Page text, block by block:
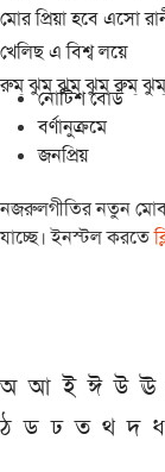
মোর প্রিয়া হবে এসো
খেলিছ এ বিশ্ব লয়ে
রুম্ ঝুম্ ঝুম্ ঝুম্ রুম্
নোটিশ বোর্ড
বর্ণানুক্রমে
জনপ্রিয়
নজরুলগীতির নতুন
যাচ্ছে। ইনস্টল করতে
অ আ ই ঈ উ ঊ
ঠ ড ঢ ত থ দ ধ